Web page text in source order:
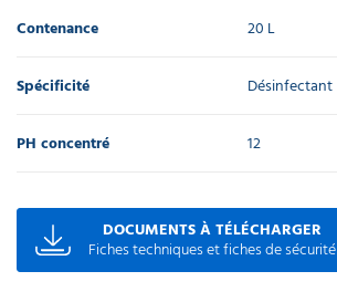
Contenance 20 L
Spécificité Désinfectant
PH concentré 12
DOCUMENTS À TÉLÉCHARGER
Fiches techniques et fiches de sécurité